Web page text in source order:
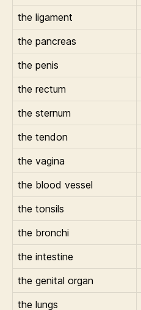
the ligament
the pancreas
the penis
the rectum
the sternum
the tendon
the vagina
the blood vessel
the tonsils
the bronchi
the intestine
the genital organ
the lungs